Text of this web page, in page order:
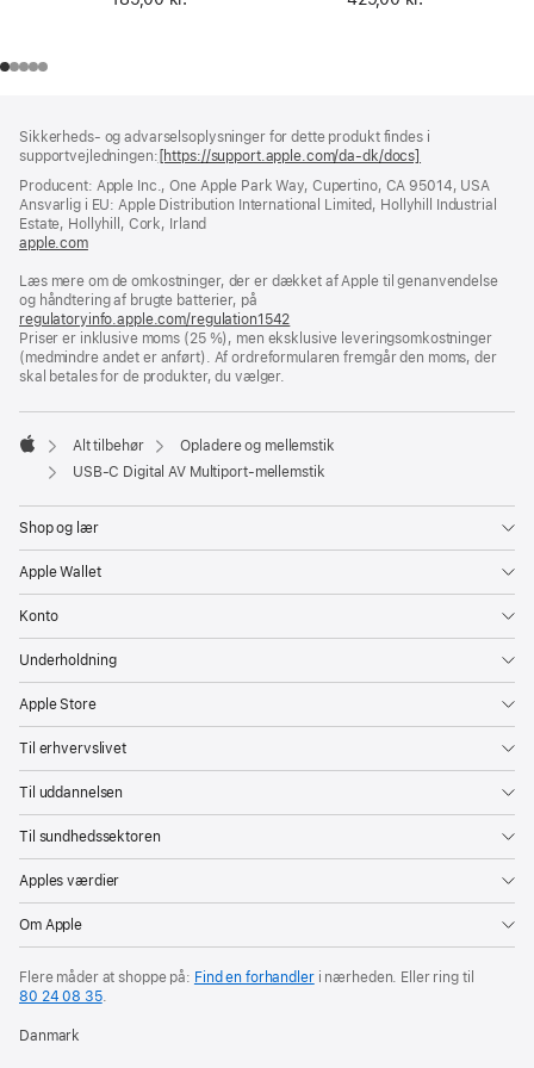
Sikkerheds- og advarselsoplysninger for dette produkt findes i
supportvejledningen: [https://support.apple.com/da-dk/docs]
et
nyt
Producent: Apple Inc., One Apple Park Way, Cupertino, CA 95014, USA
Ansvarlig i EU: Apple Distribution International Limited, Hollyhill Industrial
Estate, Hollyhill, Cork, Irland
apple.com(åbner
et
nyt
vindue)
Læs mere om de omkostninger, der er dækket af Apple til genanvendelse
og håndtering af brugte batterier, på
regulatoryinfo.apple.com/regulation1542
i
et
Priser er inklusive moms (25 %), men eksklusive leveringsomkostninger
(medmindre andet er anført). Af ordreformularen fremgår den moms, der
skal betales for de produkter, du vælger.
Apple
Alt tilbehør
Opladere og mellemstik
USB-C Digital AV Multiport-mellemstik
Shop og lær
Apple Wallet
Konto
Underholdning
Apple Store
Til erhvervslivet
Til uddannelsen
Til sundhedssektoren
Apples værdier
Om Apple
Flere måder at shoppe på: Find en forhandleri nærheden. Eller ring til
80 24 08 35.
Danmark